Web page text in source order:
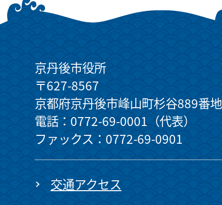
京丹後市役所
〒627-8567
京都府京丹後市峰山町杉谷889番地
電話：0772-69-0001（代表）
ファックス：0772-69-0901
交通アクセス